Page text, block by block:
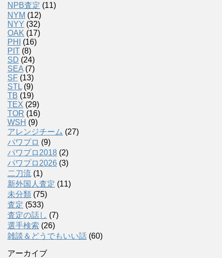
NPB査定 (11)
NYM (12)
NYY (32)
OAK (17)
PHI
(16)
PIT (8)
SD (24)
SEA (7)
SF (13)
STL (9)
TB (19)
TEX (29)
TOR (16)
WSH (9)
アレンジチーム (27)
パワプロ (9)
パワプロ2018 (2)
パワプロ2026 (3)
二刀流 (1)
新外国人査定 (11)
未分類 (75)
査定 (533)
査定の話し (7)
選手検索 (26)
雑談＆どうでもいい話 (60)
アーカイブ